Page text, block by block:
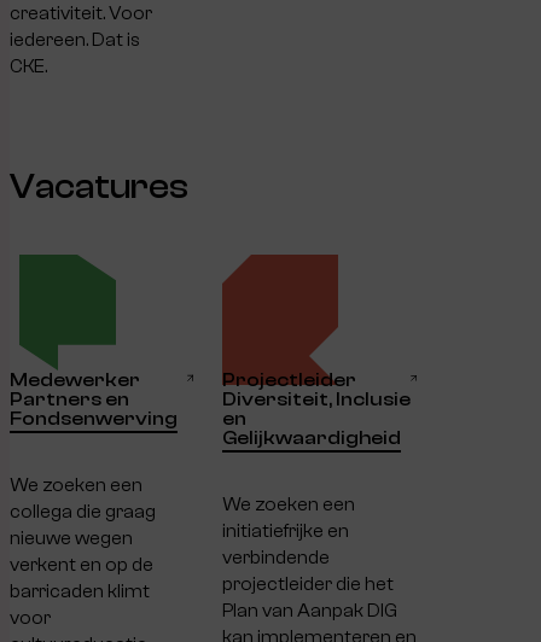
creativiteit. Voor
iedereen. Dat is
CKE.
Vacatures
Medewerker
Partners en
Fondsenwerving
We zoeken een
collega die graag
nieuwe wegen
verkent en op de
barricaden klimt
voor
Projectleider
Diversiteit, Inclusie
en
Gelijkwaardigheid
We zoeken een
initiatiefrijke en
verbindende
projectleider die het
Plan van Aanpak DIG
kan implementeren en